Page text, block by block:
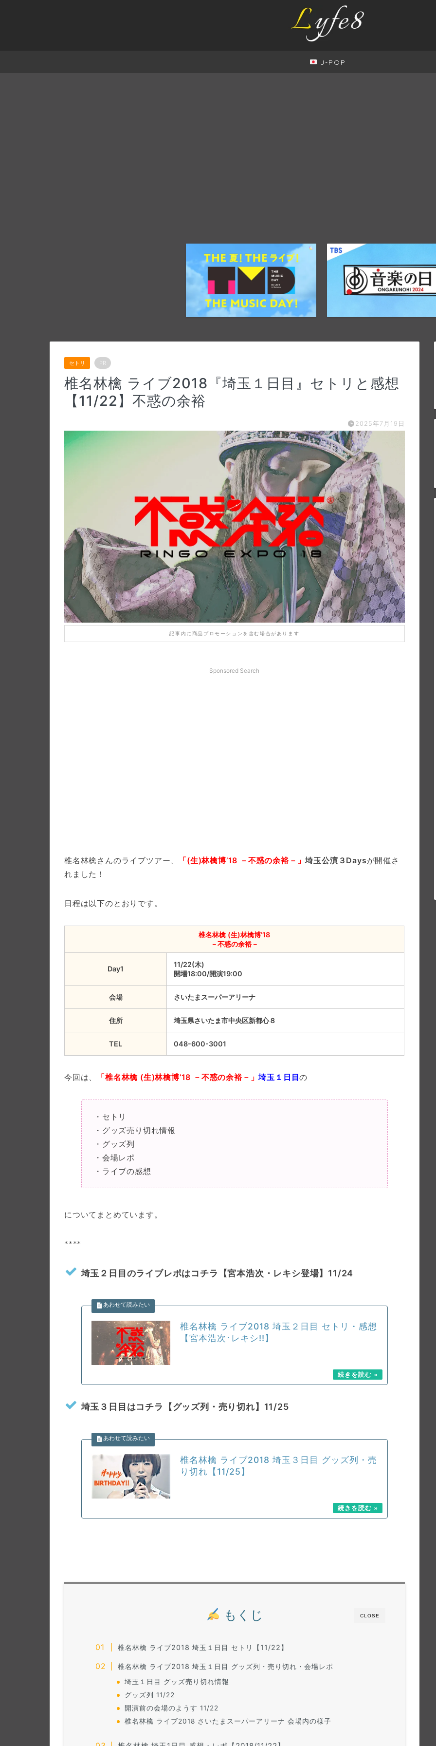
J-POP
セトリ PR
椎名林檎 ライブ2018『埼玉１日目』セトリと感想
【11/22】不惑の余裕
2025年7月19日
記事内に商品プロモーションを含む場合があります
Sponsored Search
椎名林檎さんのライブツアー、 「(生)林檎博’18 －不惑の余裕－」埼玉公演３Daysが開催さ
れました！
日程は以下のとおりです。
椎名林檎 (生)林檎博’18
－不惑の余裕－
Day1
11/22(木)
開場18:00/開演19:00
会場 さいたまスーパーアリーナ
住所 埼玉県さいたま市中央区新都心８
TEL 048-600-3001
今回は、 「椎名林檎 (生)林檎博’18 －不惑の余裕－」埼玉１日目の
・セトリ
・グッズ売り切れ情報
・グッズ列
・会場レポ
・ライブの感想
についてまとめています。
****
埼玉２日目のライブレポはコチラ【宮本浩次・ レキシ登場】 11/24
椎名林檎 ライブ2018 埼玉２日目 セトリ・感想
【宮本浩次･レキシ!!】
埼玉３日目はコチラ【グッズ列・売り切れ】11/25
椎名林檎 ライブ2018 埼玉３日目 グッズ列・売
り切れ【11/25】
CLOSE
もくじ
椎名林檎 ライブ2018 埼玉１日目 セトリ【11/22】
椎名林檎 ライブ2018 埼玉１日目 グッズ列・売り切れ・会場レポ
埼玉１日目 グッズ売り切れ情報
グッズ列 11/22
開演前の会場のようす 11/22
椎名林檎 ライブ2018 さいたまスーパーアリーナ 会場内の様子